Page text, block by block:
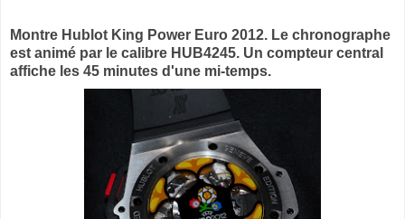
Montre Hublot King Power Euro 2012. Le chronographe
est animé par le calibre HUB4245. Un compteur central
affiche les 45 minutes d'une mi-temps.